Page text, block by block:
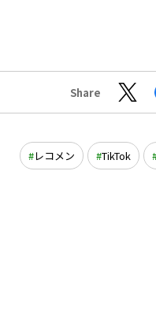
Share
レコメン TikTok